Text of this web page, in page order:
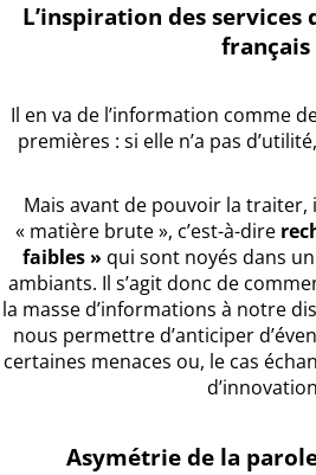
L’inspiration des services
français
Il en va de l’information comme
premières : si elle n’a pas
Mais avant de pouvoir la
« matière brute », c’est-à-dire
faibles » qui sont noyés dans
ambiants. Il s’agit donc de
la masse d’informations à notre
nous permettre d’anticiper
certaines menaces ou, le cas
Asymétrie de la